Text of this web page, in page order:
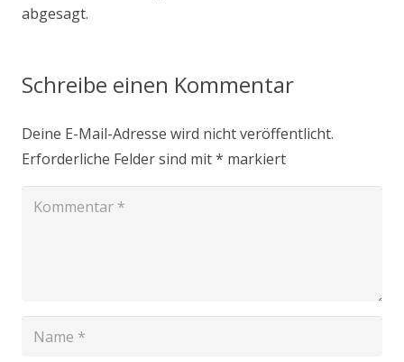
abgesagt.
Schreibe einen Kommentar
Deine E-Mail-Adresse wird nicht veröffentlicht.
Erforderliche Felder sind mit* markiert